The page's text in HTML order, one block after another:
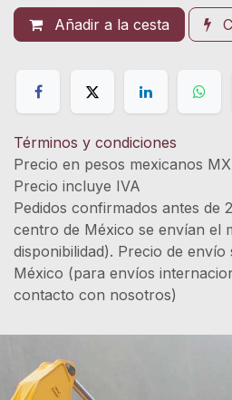
Añadir a la cesta
Términos y condiciones
Precio en pesos mexicanos
Precio
Pedidos confirmados antes de
centro de México se envían el
disponibilidad). Precio de
México (para envíos
contacto con nosotros)